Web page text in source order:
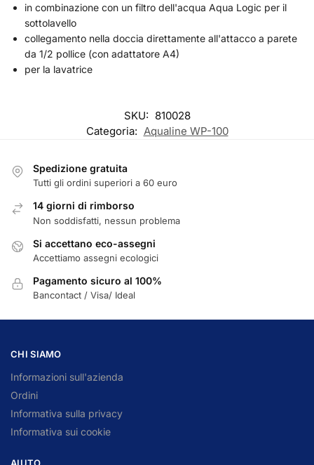
in combinazione con un filtro dell'acqua Aqua Logic per il
sottolavello
collegamento nella doccia direttamente all'attacco a parete
da 1/2 pollice (con adattatore A4)
per la lavatrice
SKU: 810028
Categoria: Aqualine WP-100
Spedizione gratuita
Tutti gli ordini superiori a 60 euro
14 giorni di rimborso
Non soddisfatti, nessun problema
Si accettano eco-assegni
Accettiamo assegni ecologici
Pagamento sicuro al 100%
Bancontact / Visa/ Ideal
CHI SIAMO
Informazioni sull'azienda
Ordini
Informativa sulla privacy
Informativa sui cookie